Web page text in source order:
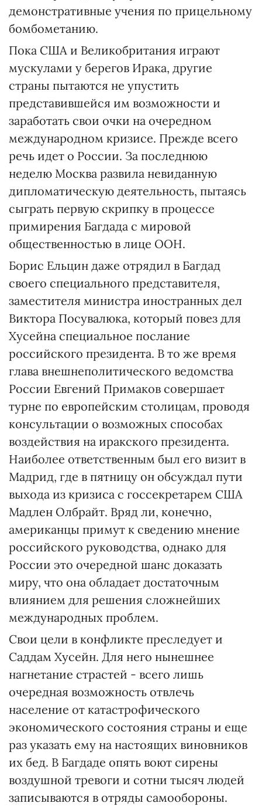
демонстративные учения по прицельному
бомбометанию.
Пока США и Великобритания играют
мускулами у берегов Ирака, другие
страны пытаются не упустить
представившейся им возможности и
заработать свои очки на очередном
международном кризисе. Прежде всего
речь идет о России. За последнюю
неделю Москва развила невиданную
дипломатическую деятельность, пытаясь
сыграть первую скрипку в процессе
примирения Багдада с мировой
общественностью в лице ООН.
Борис Ельцин даже отрядил в Багдад
своего специального представителя,
заместителя министра иностранных дел
Виктора Посувалюка, который повез для
Хусейна специальное послание
российского президента. В то же время
глава внешнеполитического ведомства
России Евгений Примаков совершает
турне по европейским столицам, проводя
консультации о возможных способах
воздействия на иракского президента.
Наиболее ответственным был его визит в
Мадрид, где в пятницу он обсуждал пути
выхода из кризиса с госсекретарем США
Мадлен Олбрайт. Вряд ли, конечно,
американцы примут к сведению мнение
российского руководства, однако для
России это очередной шанс доказать
миру, что она обладает достаточным
влиянием для решения сложнейших
международных проблем.
Свои цели в конфликте преследует и
Саддам Хусейн. Для него нынешнее
нагнетание страстей - всего лишь
очередная возможность отвлечь
население от катастрофического
экономического состояния страны и еще
раз указать ему на настоящих виновников
их бед. В Багдаде опять воют сирены
воздушной тревоги и сотни тысяч людей
записываются в отряды самообороны.